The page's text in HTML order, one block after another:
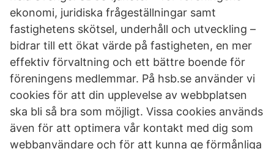
ekonomi, juridiska frågeställningar samt
fastighetens skötsel, underhåll och utveckling –
bidrar till ett ökat värde på fastigheten, en mer
effektiv förvaltning och ett bättre boende för
föreningens medlemmar. På hsb.se använder vi
cookies för att din upplevelse av webbplatsen
ska bli så bra som möjligt. Vissa cookies används
även för att optimera vår kontakt med dig som
webbanvändare och för att kunna ge förmånliga